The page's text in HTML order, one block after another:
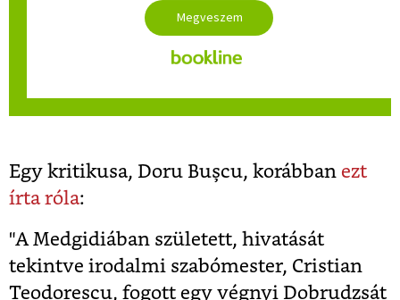
Egy kritikusa, Doru Buşcu, korábban ezt
írta róla:
"A Medgidiában született, hivatását
tekintve irodalmi szabómester, Cristian
Teodorescu, fogott egy végnyi Dobrudzsát